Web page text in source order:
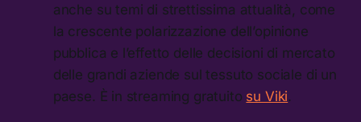
anche su temi di strettissima attualità, come
la crescente polarizzazione dell’opinione
pubblica e l’effetto delle decisioni di mercato
delle grandi aziende sul tessuto sociale di un
paese. È in streaming gratuito su Viki.